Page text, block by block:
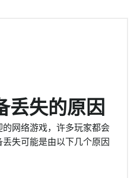
丢失的原因
网络游戏，许多玩家都会
失可能是由以下几个原因